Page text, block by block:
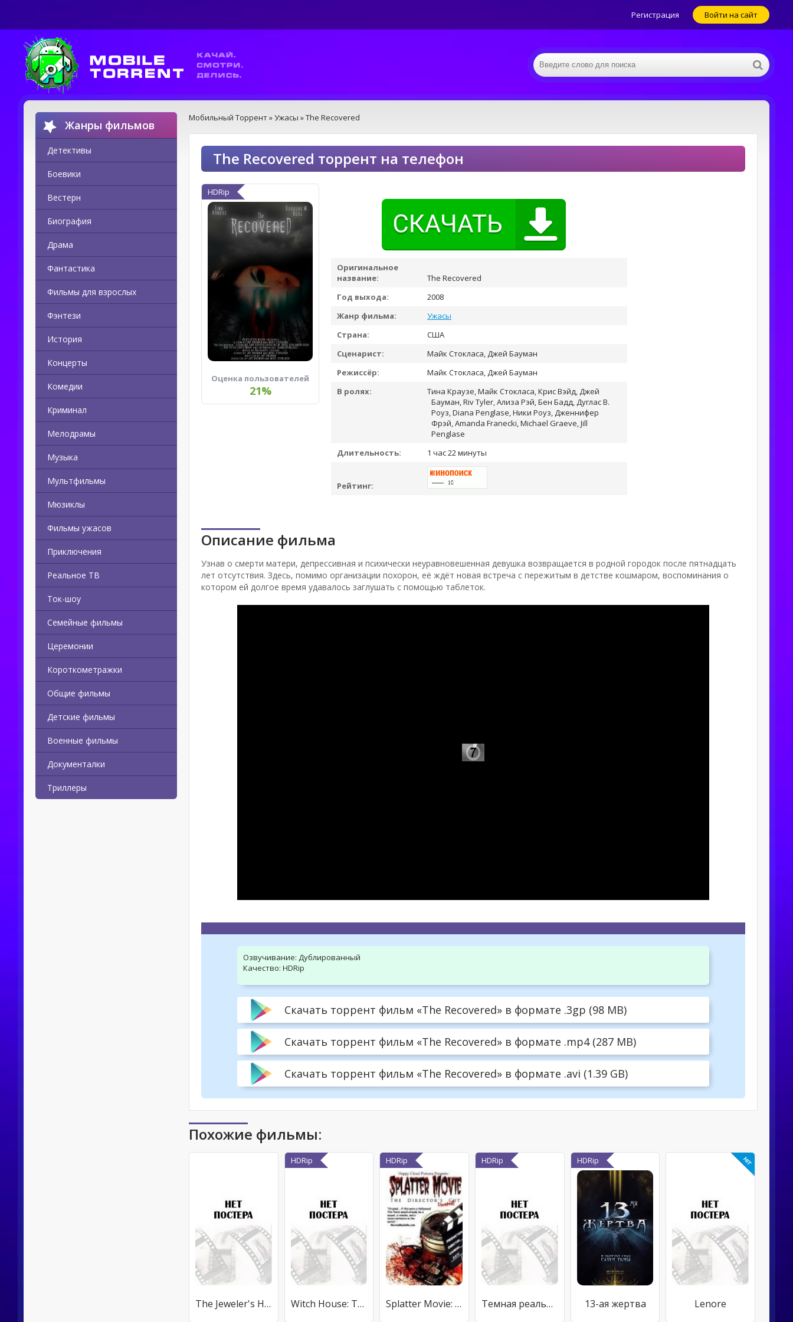
Регистрация Войти на сайт
Жанры фильмов
Детективы
Боевики
Вестерн
Биография
Драма
Фантастика
Фильмы для взрослых
Фэнтези
История
Концерты
Комедии
Криминал
Мелодрамы
Музыка
Мультфильмы
Мюзиклы
Фильмы ужасов
Приключения
Реальное ТВ
Ток-шоу
Семейные фильмы
Церемонии
Короткометражки
Общие фильмы
Детские фильмы
Военные фильмы
Документалки
Триллеры
Мобильный Торрент»Ужасы » The Recovered
The Recovered торрент на телефон
HDRip
Оценка пользователей
21%
Оригинальное
название:
The Recovered
Год выхода:
2008
Жанр фильма:
Ужасы
Страна:
США
Сценарист:
Майк Стокласа, Джей Бауман
Режиссёр:
Майк Стокласа, Джей Бауман
В ролях:
Тина Краузе, Майк Стокласа, Крис Вэйд, Джей
Бауман, Riv Tyler, Ализа Рэй, Бен Бадд, Дуглас В.
Роуз, Diana Penglase, Ники Роуз, Дженнифер
Фрэй, Amanda Franecki, Michael Graeve, Jill
Penglase
Длительность:
1 час 22 минуты
Рейтинг:
Описание фильма
Узнав о смерти матери, депрессивная и психически неуравновешенная девушка возвращается в родной городок после пятнадцать
лет отсутствия. Здесь, помимо организации похорон, её ждёт новая встреча с пережитым в детстве кошмаром, воспоминания о
котором ей долгое время удавалось заглушать с помощью таблеток.
Озвучивание: Дублированный
Качество: HDRip
Скачать торрент фильм «The Recovered» в формате .3gp (98 MB)
Скачать торрент фильм «The Recovered» в формате .mp4 (287 MB)
Скачать торрент фильм «The Recovered» в формате .avi (1.39 GB)
Похожие фильмы:
The Jeweler's Hand
HDRip
Witch House: The Legend of Petronel Haxley
HDRip
Splatter Movie: The Director's Cut
HDRip
Темная реальность
HDRip
13-ая жертва Lenore